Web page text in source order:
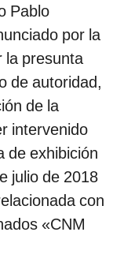
Pablo
por la
la presunta
de autoridad,
de la
intervenido
de exhibición
julio de 2018
con
«CNM